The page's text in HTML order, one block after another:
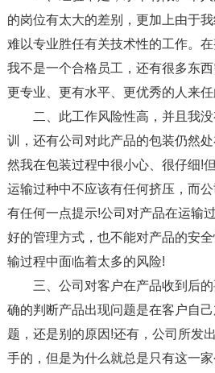
的岗位有太大的差别，更加上由于
难以专业胜任有关技术性的工作。
我不是一个合格员工，还有很多东
更专业、更有水平、更优秀的人来任
二、此工作风险性高，并且我
训，还有公司对此产品的包装仍然
然我在包装过程中很小心、很仔细!
运输过种中不应该有任何挤压，而
有任何一点提示!公司对产品在运输
好的管理方式，也不能对产品的安
输过程中面临着太多的风险!
三、公司对客户在产品收到后
确的判断产品出现问题是在客户自
题，还是别的原因!还有，公司所发
手的，但是为什么就总是只有这一